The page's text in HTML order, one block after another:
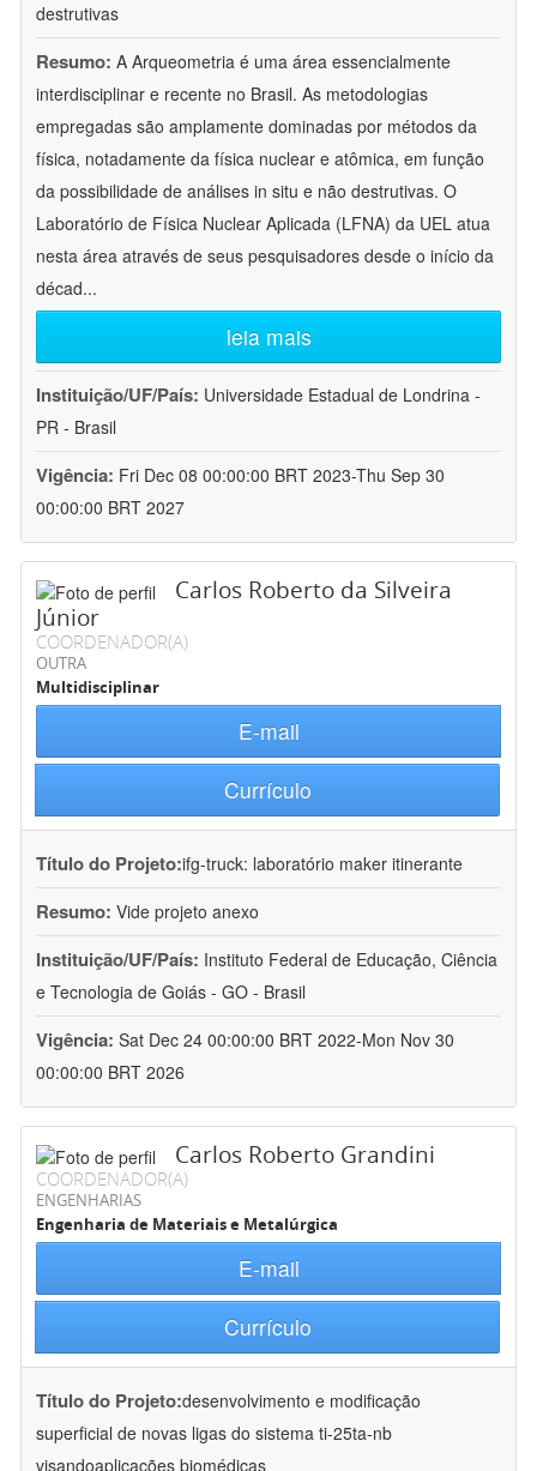
destrutivas
Resumo: A Arqueometria é uma área essencialmente
interdisciplinar e recente no Brasil. As metodologias
empregadas são amplamente dominadas por métodos da
física, notadamente da física nuclear e atômica, em função
da possibilidade de análises in situ e não destrutivas. O
Laboratório de Física Nuclear Aplicada (LFNA) da UEL atua
nesta área através de seus pesquisadores desde o início da
décad...
leia mais
Instituição/UF/País: Universidade Estadual de Londrina -
PR - Brasil
Vigência: Fri Dec 08 00:00:00 BRT 2023-Thu Sep 30
00:00:00 BRT 2027
Carlos Roberto da Silveira
Júnior
COORDENADOR(A)
OUTRA
Multidisciplinar
E-mail
Currículo
Título do Projeto:ifg-truck: laboratório maker itinerante
Resumo: Vide projeto anexo
Instituição/UF/País: Instituto Federal de Educação, Ciência
e Tecnologia de Goiás - GO - Brasil
Vigência: Sat Dec 24 00:00:00 BRT 2022-Mon Nov 30
00:00:00 BRT 2026
Carlos Roberto Grandini
COORDENADOR(A)
ENGENHARIAS
Engenharia de Materiais e Metalúrgica
E-mail
Currículo
Título do Projeto:desenvolvimento e modificação
superficial de novas ligas do sistema ti-25ta-nb
visandoaplicações biomédicas